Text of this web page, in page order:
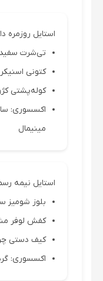
استایل روزمره
تی‌شرت
کتونی
کوله‌پشتی
اکسسوری:
مینیمال
استایل نیمه
بلوز شومیز
کفش لوفر
کیف دستی
اکسسوری: